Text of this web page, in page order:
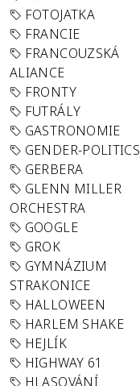
FOTOJATKA
FRANCIE
FRANCOUZSKÁ
ALIANCE
FRONTY
FUTRÁLY
GASTRONOMIE
GENDER-POLITICS
GERBERA
GLENN MILLER
ORCHESTRA
GOOGLE
GROK
GYMNÁZIUM
STRAKONICE
HALLOWEEN
HARLEM SHAKE
HEJLÍK
HIGHWAY 61
HLASOVÁNÍ